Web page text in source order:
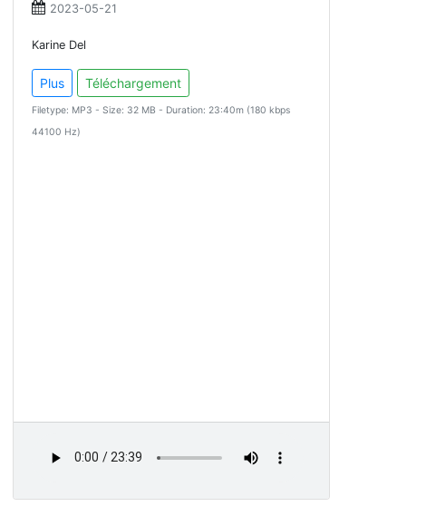
2023-05-21
Karine Del
Plus Téléchargement
Filetype: MP3 - Size: 32 MB - Duration: 23:40m (180 kbps
44100 Hz)